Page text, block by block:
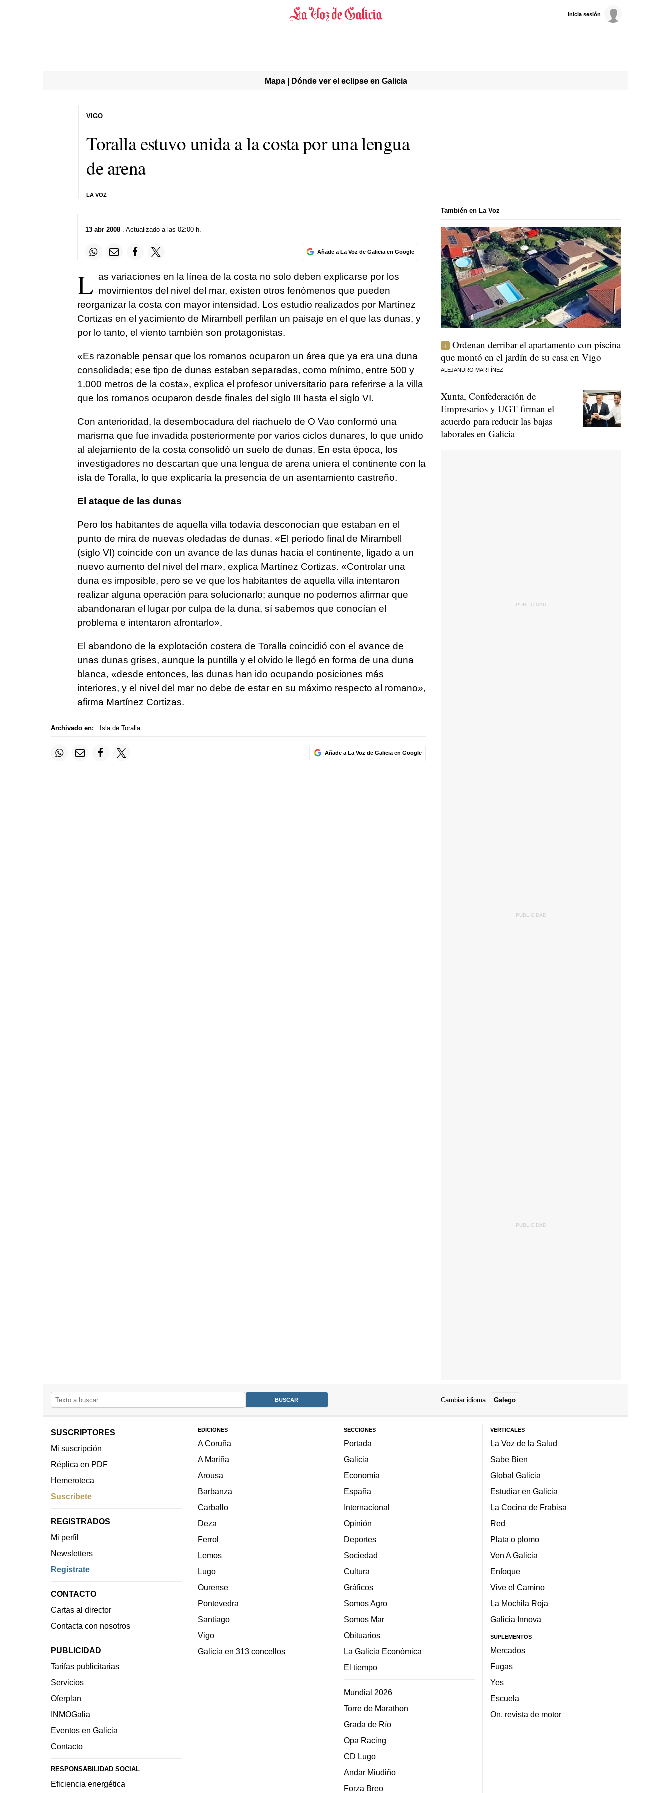
Inicia sesión
Mapa | Dónde ver el eclipse en Galicia
Toralla estuvo unida a la costa por una lengua
de arena
LA VOZ
VIGO
13 abr 2008. Actualizado a las 02:00 h.
Añade a La Voz de Galicia en Google
L as variaciones en la línea de la costa no solo deben explicarse por los
movimientos del nivel del mar, existen otros fenómenos que pueden
reorganizar la costa con mayor intensidad. Los estudio realizados por Martínez
Cortizas en el yacimiento de Mirambell perfilan un paisaje en el que las dunas, y
por lo tanto, el viento también son protagonistas.
«Es razonable pensar que los romanos ocuparon un área que ya era una duna
consolidada; ese tipo de dunas estaban separadas, como mínimo, entre 500 y
1.000 metros de la costa», explica el profesor universitario para referirse a la villa
que los romanos ocuparon desde finales del siglo III hasta el siglo VI.
Con anterioridad, la desembocadura del riachuelo de O Vao conformó una
marisma que fue invadida posteriormente por varios ciclos dunares, lo que unido
al alejamiento de la costa consolidó un suelo de dunas. En esta época, los
investigadores no descartan que una lengua de arena uniera el continente con la
isla de Toralla, lo que explicaría la presencia de un asentamiento castreño.
El ataque de las dunas
Pero los habitantes de aquella villa todavía desconocían que estaban en el
punto de mira de nuevas oledadas de dunas. «El período final de Mirambell
(siglo VI) coincide con un avance de las dunas hacia el continente, ligado a un
nuevo aumento del nivel del mar», explica Martínez Cortizas. «Controlar una
duna es imposible, pero se ve que los habitantes de aquella villa intentaron
realizar alguna operación para solucionarlo; aunque no podemos afirmar que
abandonaran el lugar por culpa de la duna, sí sabemos que conocían el
problema e intentaron afrontarlo».
El abandono de la explotación costera de Toralla coincidió con el avance de
unas dunas grises, aunque la puntilla y el olvido le llegó en forma de una duna
blanca, «desde entonces, las dunas han ido ocupando posiciones más
interiores, y el nivel del mar no debe de estar en su máximo respecto al romano»,
afirma Martínez Cortizas.
Archivado en: Isla de Toralla
Añade a La Voz de Galicia en Google
También en La Voz
Ordenan derribar el apartamento con piscina
que montó en el jardín de su casa en Vigo
ALEJANDRO MARTÍNEZ
Xunta, Confederación de
Empresarios y UGT firman el
acuerdo para reducir las bajas
laborales en Galicia
Cambiar idioma: Galego
SUSCRIPTORES
Mi suscripción
Réplica en PDF
Hemeroteca
Suscríbete
REGISTRADOS
Mi perfil
Newsletters
Regístrate
CONTACTO
Cartas al director
Contacta con nosotros
PUBLICIDAD
Tarifas publicitarias
Servicios
Oferplan
INMOGalia
Eventos en Galicia
Contacto
RESPONSABILIDAD SOCIAL
Eficiencia energética
EDICIONES
A Coruña
A Mariña
Arousa
Barbanza
Carballo
Deza
Ferrol
Lemos
Lugo
Ourense
Pontevedra
Santiago
Vigo
Galicia en 313 concellos
SECCIONES
Portada
Galicia
Economía
España
Internacional
Opinión
Deportes
Sociedad
Cultura
Gráficos
Somos Agro
Somos Mar
Obituarios
La Galicia Económica
El tiempo
Mundial 2026
Torre de Marathon
Grada de Río
Opa Racing
CD Lugo
Andar Miudiño
Forza Breo
VERTICALES
La Voz de la Salud
Sabe Bien
Global Galicia
Estudiar en Galicia
La Cocina de Frabisa
Red
Plata o plomo
Ven A Galicia
Enfoque
Vive el Camino
La Mochila Roja
Galicia Innova
SUPLEMENTOS
Mercados
Fugas
Yes
Escuela
On, revista de motor